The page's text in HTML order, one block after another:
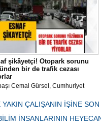
şikâyetçi! Otopark sorunu
bir de trafik cezası
Cemal Gürsel, Cumhuriyet
esnaf ve alışverişe gelen
park cezaları yüzünden
bezdi.
ÇALIŞANIN İŞİNE
İNSANLARININ